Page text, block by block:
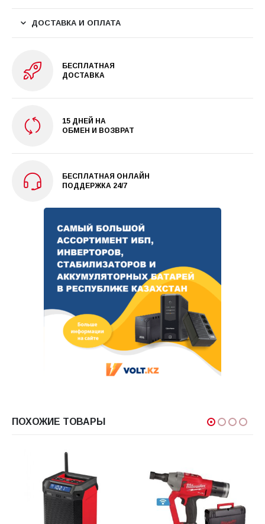
ДОСТАВКА И ОПЛАТА
БЕСПЛАТНАЯ
ДОСТАВКА
15 ДНЕЙ НА
ОБМЕН И ВОЗВРАТ
БЕСПЛАТНАЯ ОНЛАЙН
ПОДДЕРЖКА 24/7
ПОХОЖИЕ ТОВАРЫ